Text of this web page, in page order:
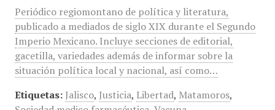
Periódico regiomontano de política y literatura,
publicado a mediados de siglo XIX durante el Segundo
Imperio Mexicano. Incluye secciones de editorial,
gacetilla, variedades además de informar sobre la
situación política local y nacional, así como…
Etiquetas: Jalisco, Justicia, Libertad, Matamoros,